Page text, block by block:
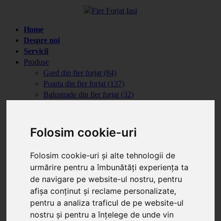
Folosim cookie-uri
Folosim cookie-uri și alte tehnologii de
urmărire pentru a îmbunătăți experiența ta
de navigare pe website-ul nostru, pentru
afișa conținut și reclame personalizate,
pentru a analiza traficul de pe website-ul
nostru și pentru a înțelege de unde vin
Home
Despre noi
Servicii
Produse
Gard din fier forjat (84)
Poarta din fier forjat (137)
Balustrade din fier forjat (32)
Automatizari porti
Porti batante (4)
Reduceri
Articole
Info Montaj(1)
Info Structuri (3)
Portofoliu
Portofoliu complet